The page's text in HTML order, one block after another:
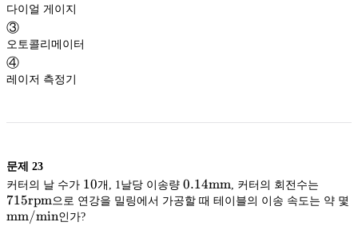
다이얼 게이지
③
오토콜리메이터
④
레이저 측정기
문제 23
커터의 날 수가 10
10개, 1날당 이송량 0.14
\mathrm{mm}
mm
0.14mm , 커터의 회전수는
rpm
715rpm으로 연강을 밀링에서 가공할 때 테이블의 이송 속도는 약 몇
\mathrm{mm/min}
mm/min